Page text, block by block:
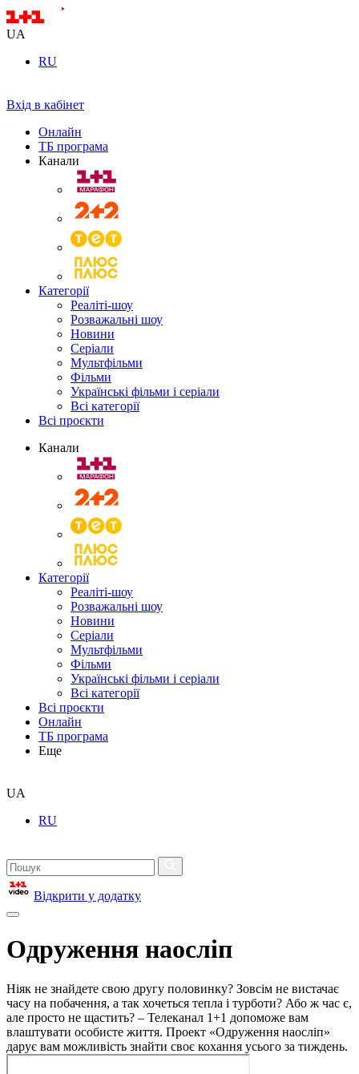
UA
RU
Вхід в кабінет
Онлайн
ТБ програма
Канали
Категорії
Реаліті-шоу
Розважальні шоу
Новини
Серіали
Мультфільми
Фільми
Українські фільми і серіали
Всі категорії
Всі проєкти
Канали
Категорії
Реаліті-шоу
Розважальні шоу
Новини
Серіали
Мультфільми
Фільми
Українські фільми і серіали
Всі категорії
Всі проєкти
Онлайн
ТБ програма
Еще
UA
RU
Відкрити у додатку
Одруження наосліп
Ніяк не знайдете свою другу половинку? Зовсім не вистачає
часу на побачення, а так хочеться тепла і турботи? Або ж час є,
але просто не щастить? – Телеканал 1+1 допоможе вам
влаштувати особисте життя. Проект «Одруження наосліп»
дарує вам можливість знайти своє кохання усього за тиждень.